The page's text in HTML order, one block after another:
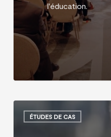
l'éducation.
ÉTUDES DE CAS
Case
Study